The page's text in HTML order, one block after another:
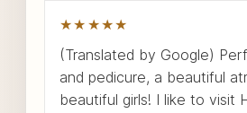
★★★★★
(Translated by Google)
and pedicure, a beautiful
beautiful girls! I like to visit